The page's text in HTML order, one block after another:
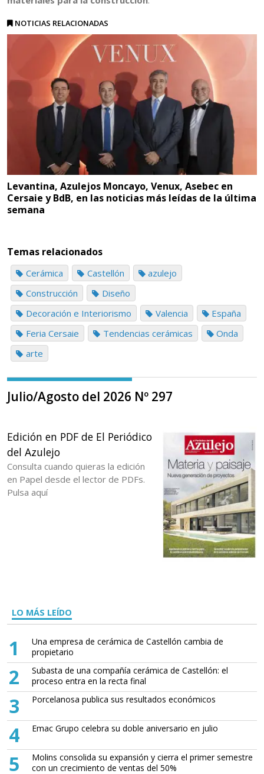
NOTICIAS RELACIONADAS
Levantina, Azulejos Moncayo, Venux, Asebec en
Cersaie y BdB, en las noticias más leídas de la última
semana
Temas relacionados
Cerámica Castellón
azulejo
Construcción
Diseño
Decoración e Interiorismo
Valencia
España
Feria Cersaie
Tendencias cerámicas
Onda
arte
Julio/Agosto del 2026 Nº 297
Edición en PDF de El Periódico
del Azulejo
Consulta cuando quieras la edición
en Papel desde el lector de PDFs.
Pulsa aquí
LO MÁS LEÍDO
1
Una empresa de cerámica de Castellón cambia de
propietario
2
Subasta de una compañía cerámica de Castellón: el
proceso entra en la recta final
3 Porcelanosa publica sus resultados económicos
4 Emac Grupo celebra su doble aniversario en julio
5
Molins consolida su expansión y cierra el primer semestre
con un crecimiento de ventas del 50%